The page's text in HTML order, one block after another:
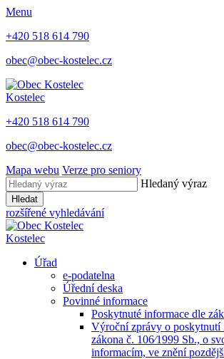
Menu
+420 518 614 790
obec@obec-kostelec.cz
Kostelec
+420 518 614 790
obec@obec-kostelec.cz
Mapa webu Verze pro seniory
Hledaný výraz
Hledat
rozšířené vyhledávání
Kostelec
Úřad
e-podatelna
Úřední deska
Povinné informace
Poskytnuté informace dle
Výroční zprávy o poskytnutí
zákona č. 106⁄1999 Sb., o
informacím, ve znění